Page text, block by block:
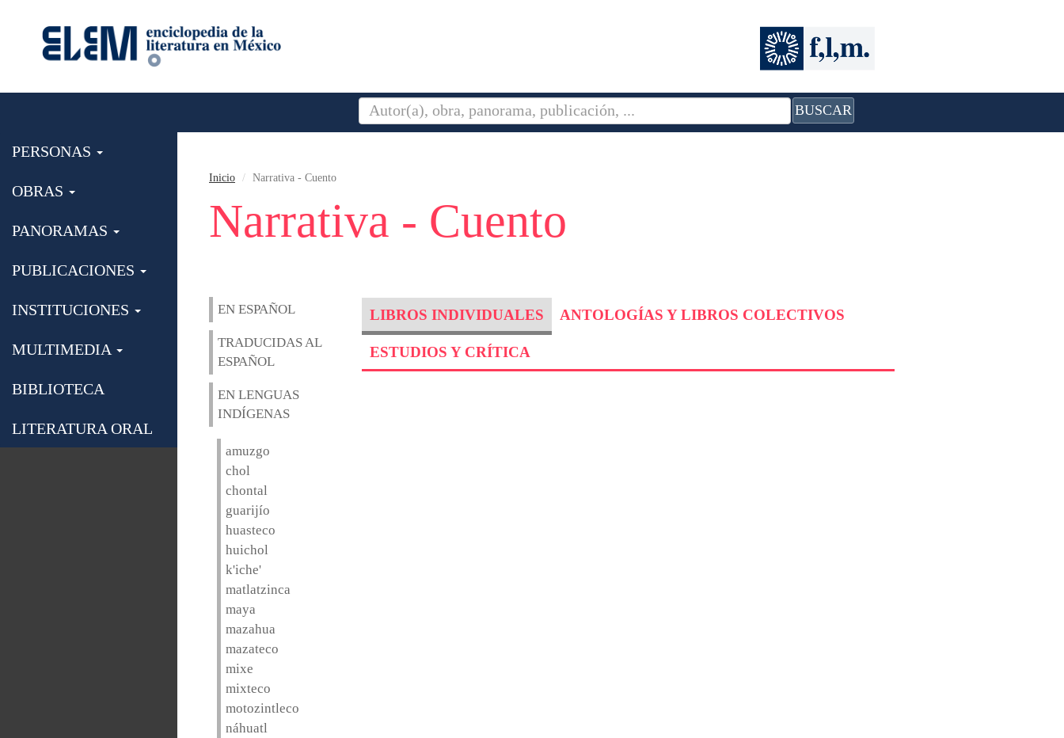
BUSCAR
PERSONAS
OBRAS
PANORAMAS
PUBLICACIONES
INSTITUCIONES
MULTIMEDIA
BIBLIOTECA
LITERATURA ORAL
Inicio Narrativa - Cuento
Narrativa - Cuento
EN ESPAÑOL
TRADUCIDAS AL
ESPAÑOL
EN LENGUAS
INDÍGENAS
amuzgo
chol
chontal
guarijío
huasteco
huichol
k'iche'
matlatzinca
maya
mazahua
mazateco
mixe
mixteco
motozintleco
náhuatl
LIBROS INDIVIDUALES ANTOLOGÍAS Y LIBROS COLECTIVOS
ESTUDIOS Y CRÍTICA